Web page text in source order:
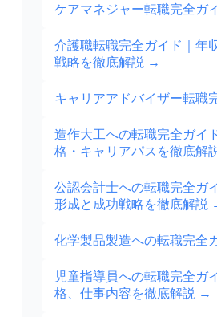
ケアマネジャー転職完全ガ
介護職転職完全ガイド｜年
戦略を徹底解説 →
キャリアアドバイザー転職
造作大工への転職完全ガイ
格・キャリアパスを徹底解
公認会計士への転職完全ガ
形成と成功戦略を徹底解説
化学製品製造への転職完全
児童指導員への転職完全ガ
格、仕事内容を徹底解説 →